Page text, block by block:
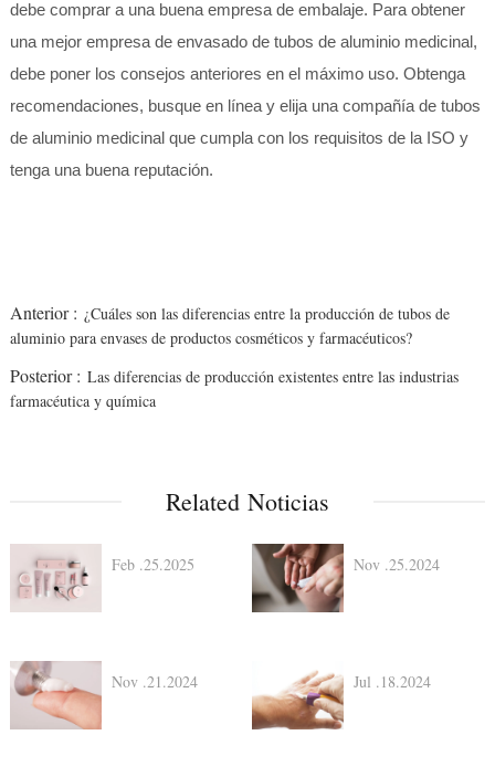
debe comprar a una buena empresa de embalaje. Para obtener
una mejor empresa de envasado de tubos de aluminio medicinal,
debe poner los consejos anteriores en el máximo uso. Obtenga
recomendaciones, busque en línea y elija una compañía de tubos
de aluminio medicinal que cumpla con los requisitos de la ISO y
tenga una buena reputación.
Anterior : ¿Cuáles son las diferencias entre la producción de tubos de
aluminio para envases de productos cosméticos y farmacéuticos?
Posterior : Las diferencias de producción existentes entre las industrias
farmacéutica y química
Related Noticias
Feb .25.2025 Nov .25.2024
Nov .21.2024 Jul .18.2024